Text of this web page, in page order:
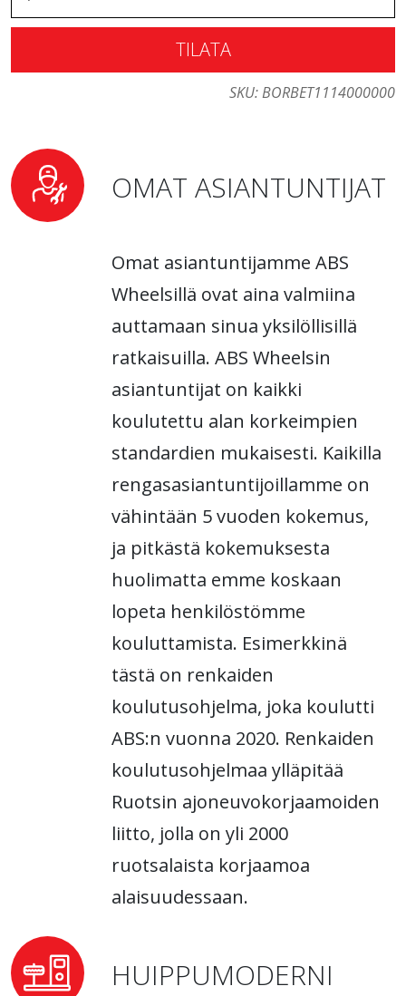
TILATA
SKU:BORBET1114000000
OMAT ASIANTUNTIJAT
Omat asiantuntijamme ABS
Wheelsillä ovat aina valmiina
auttamaan sinua yksilöllisillä
ratkaisuilla. ABS Wheelsin
asiantuntijat on kaikki
koulutettu alan korkeimpien
standardien mukaisesti. Kaikilla
rengasasiantuntijoillamme on
vähintään 5 vuoden kokemus,
ja pitkästä kokemuksesta
huolimatta emme koskaan
lopeta henkilöstömme
kouluttamista. Esimerkkinä
tästä on renkaiden
koulutusohjelma, joka koulutti
ABS:n vuonna 2020. Renkaiden
koulutusohjelmaa ylläpitää
Ruotsin ajoneuvokorjaamoiden
liitto, jolla on yli 2000
ruotsalaista korjaamoa
alaisuudessaan.
HUIPPUMODERNI